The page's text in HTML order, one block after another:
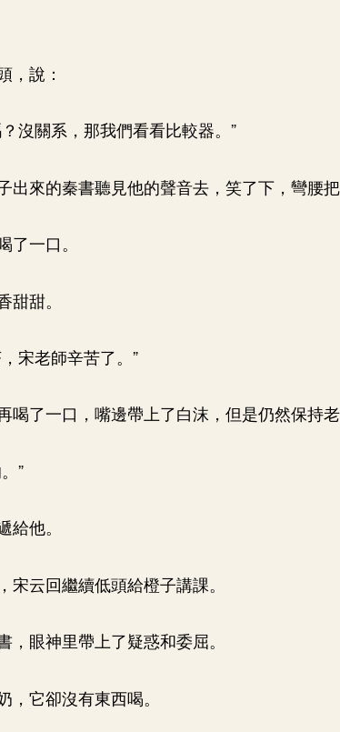
，說：
沒關系，那我們看看比較器。”
出來的秦書聽見他的聲音去，笑了下，彎腰把
了一口。
甜甜。
宋老師辛苦了。”
喝了一口，嘴邊帶上了白沫，但是仍然保持
”
他。
宋云回繼續低頭給橙子講課。
，眼神里帶上了疑惑和委屈。
，它卻沒有東西喝。